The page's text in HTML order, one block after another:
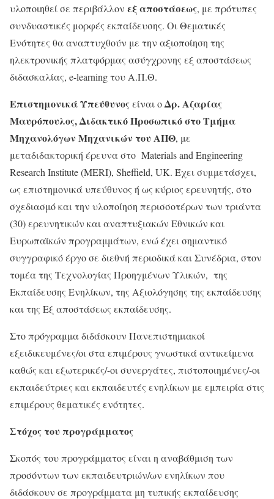
υλοποιηθεί σε περιβάλλον εξ αποστάσεως, με πρότυπες
συνδυαστικές μορφές εκπαίδευσης. Οι Θεματικές
Ενότητες θα αναπτυχθούν με την αξιοποίηση της
ηλεκτρονικής πλατφόρμας ασύγχρονης εξ αποστάσεως
διδασκαλίας, e-learning του Α.Π.Θ.
Επιστημονικά Υπεύθυνοςείναι οΔρ. Αζαρίας
Μαυρόπουλος, Διδακτικό Προσωπικό στο Τμήμα
Μηχανολόγων Μηχανικών του ΑΠΘ, με
μεταδιδακτορική έρευνα στο Materials and Engineering
Research Institute (MERI), Sheffield, UK. Έχει συμμετάσχει,
ως επιστημονικά υπεύθυνος ή ως κύριος ερευνητής, στο
σχεδιασμό και την υλοποίηση περισσοτέρων των τριάντα
(30) ερευνητικών και αναπτυξιακών Εθνικών και
Ευρωπαϊκών προγραμμάτων, ενώ έχει σημαντικό
συγγραφικό έργο σε διεθνή περιοδικά και Συνέδρια, στον
τομέα της Τεχνολογίας Προηγμένων Υλικών, της
Εκπαίδευσης Ενηλίκων, της Αξιολόγησης της εκπαίδευσης
και της Εξ αποστάσεως εκπαίδευσης.
Στο πρόγραμμα διδάσκουν Πανεπιστημιακοί
εξειδικευμένες/οι στα επιμέρους γνωστικά αντικείμενα
καθώς και εξωτερικές/-οι συνεργάτες, πιστοποιημένες/-οι
εκπαιδεύτριες και εκπαιδευτές ενηλίκων με εμπειρία στις
επιμέρους θεματικές ενότητες.
Στόχος του προγράμματος
Σκοπός του προγράμματος είναι η αναβάθμιση των
προσόντων των εκπαιδευτριών/ων ενηλίκων που
διδάσκουν σε προγράμματα μη τυπικής εκπαίδευσης